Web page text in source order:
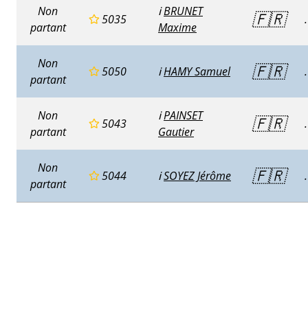
Non
partant
5035
ℹ️BRUNET
Maxime
🇫🇷 .
Non
partant
5050 ℹ️HAMY Samuel 🇫🇷 .
Non
partant
5043
ℹ️PAINSET
Gautier
🇫🇷 .
Non
partant
5044 ℹ️SOYEZ Jérôme 🇫🇷 .